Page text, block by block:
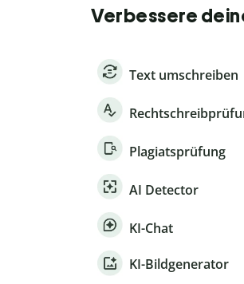
Verbessere
Text umschreiben
Plagiatsprüfung
AI Detector
KI-Chat
KI-Bildgenerator